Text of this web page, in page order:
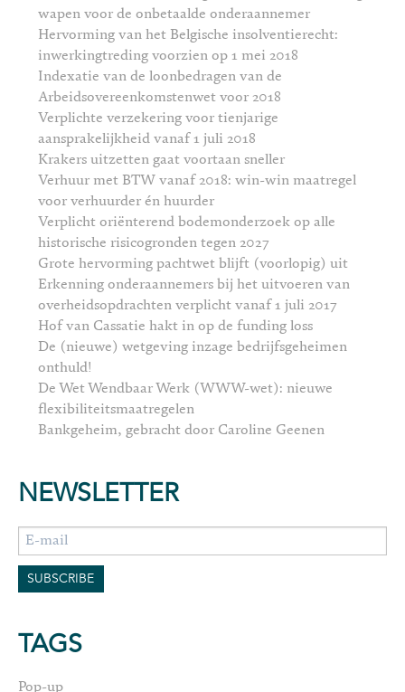
wapen voor de onbetaalde onderaannemer
Hervorming van het Belgische insolventierecht:
inwerkingtreding voorzien op 1 mei 2018
Indexatie van de loonbedragen van de
Arbeidsovereenkomstenwet voor 2018
Verplichte verzekering voor tienjarige
aansprakelijkheid vanaf 1 juli 2018
Krakers uitzetten gaat voortaan sneller
Verhuur met BTW vanaf 2018: win-win maatregel
voor verhuurder én huurder
Verplicht oriënterend bodemonderzoek op alle
historische risicogronden tegen 2027
Grote hervorming pachtwet blijft (voorlopig) uit
Erkenning onderaannemers bij het uitvoeren van
overheidsopdrachten verplicht vanaf 1 juli 2017
Hof van Cassatie hakt in op de funding loss
De (nieuwe) wetgeving inzage bedrijfsgeheimen
onthuld!
De Wet Wendbaar Werk (WWW-wet): nieuwe
flexibiliteitsmaatregelen
Bankgeheim, gebracht door Caroline Geenen
NEWSLETTER
TAGS
Pop-up